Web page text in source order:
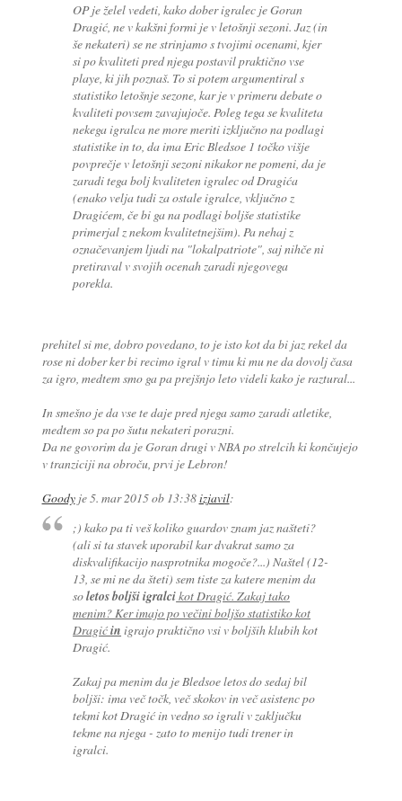
OP je želel vedeti, kako dober igralec je Goran
Dragić, ne v kakšni formi je v letošnji sezoni. Jaz (in
še nekateri) se ne strinjamo s tvojimi ocenami, kjer
si po kvaliteti pred njega postavil praktično vse
playe, ki jih poznaš. To si potem argumentiral s
statistiko letošnje sezone, kar je v primeru debate o
kvaliteti povsem zavajujoče. Poleg tega se kvaliteta
nekega igralca ne more meriti izključno na podlagi
statistike in to, da ima Eric Bledsoe 1 točko višje
povprečje v letošnji sezoni nikakor ne pomeni, da je
zaradi tega bolj kvaliteten igralec od Dragića
(enako velja tudi za ostale igralce, vključno z
Dragićem, če bi ga na podlagi boljše statistike
primerjal z nekom kvalitetnejšim). Pa nehaj z
označevanjem ljudi na "lokalpatriote", saj nihče ni
pretiraval v svojih ocenah zaradi njegovega
porekla.
prehitel si me, dobro povedano, to je isto kot da bi jaz rekel da
rose ni dober ker bi recimo igral v timu ki mu ne da dovolj časa
za igro, medtem smo ga pa prejšnjo leto videli kako je raztural...
In smešno je da vse te daje pred njega samo zaradi atletike,
medtem so pa po šutu nekateri porazni.
Da ne govorim da je Goran drugi v NBA po strelcih ki končujejo
v tranziciji na obroču, prvi je Lebron!
Goodyje5. mar 2015 ob 13:38izjavil:
;) kako pa ti veš koliko guardov znam jaz našteti?
(ali si ta stavek uporabil kar dvakrat samo za
diskvalifikacijo nasprotnika mogoče?...) Naštel (12-
13, se mi ne da šteti) sem tiste za katere menim da
soletos boljši igralcikot Dragić. Zakaj tako
menim? Ker imajo po večini boljšo statistiko kot
Dragićin igrajo praktično vsi v boljših klubih kot
Dragić.
Zakaj pa menim da je Bledsoe letos do sedaj bil
boljši: ima več točk, več skokov in več asistenc po
tekmi kot Dragić in vedno so igrali v zaključku
tekme na njega - zato to menijo tudi trener in
igralci.